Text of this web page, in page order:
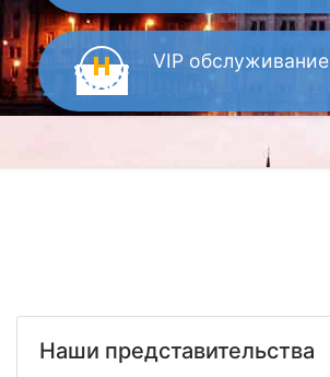
VIP обслуживание
Наши представительства